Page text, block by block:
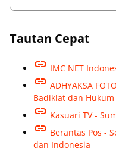
Tautan Cepat
IMC NET
ADHYAKSA
Badiklat dan Hukum
Kasuari TV -
Berantas Pos -
dan Indonesia